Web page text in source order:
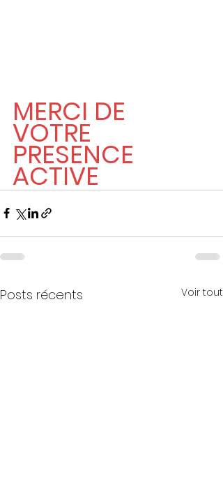
MERCI DE
VOTRE
PRESENCE
ACTIVE
Posts récents Voir tout